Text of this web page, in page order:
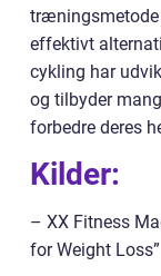
effektivt
cykling har
og tilbyder
forbedre deres
Kilder:
– XX Fitness
for Weight Loss”